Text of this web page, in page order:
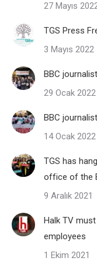
27 Mayıs
TGS Press
3 Mayıs 2022
BBC
29 Ocak 2022
BBC
14 Ocak 2022
TGS has
office of the
9 Aralık 2021
Halk TV
employees
1 Ekim 2021